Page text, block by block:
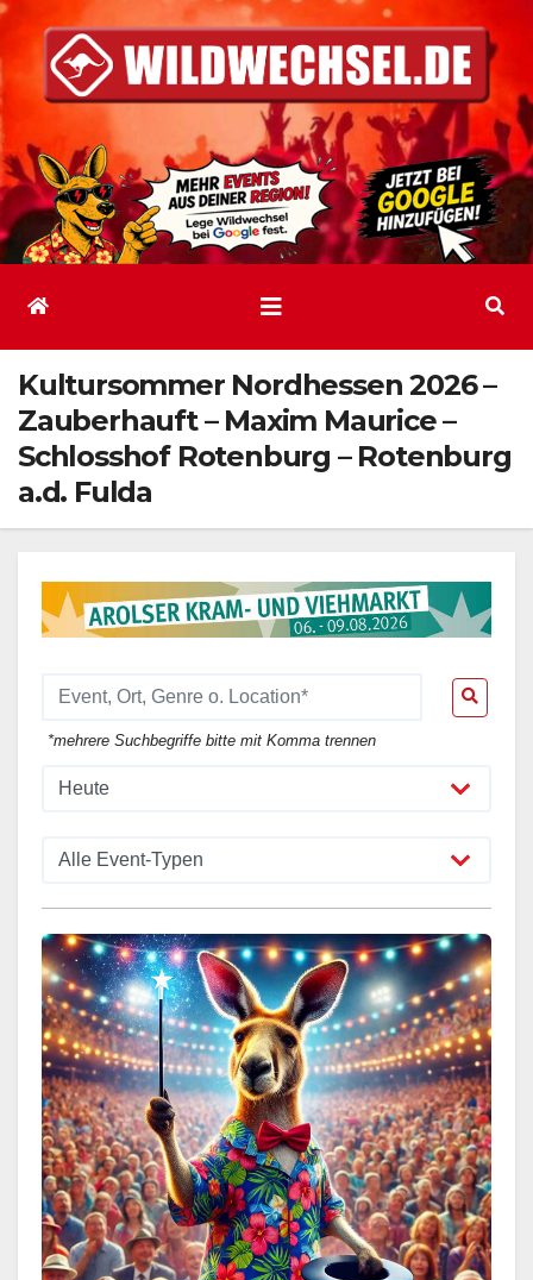
Inhalt
springen
Kultursommer Nordhessen 2026 –
Zauberhauft – Maxim Maurice –
Schlosshof Rotenburg – Rotenburg
a.d. Fulda
*mehrere Suchbegriffe bitte mit Komma trennen